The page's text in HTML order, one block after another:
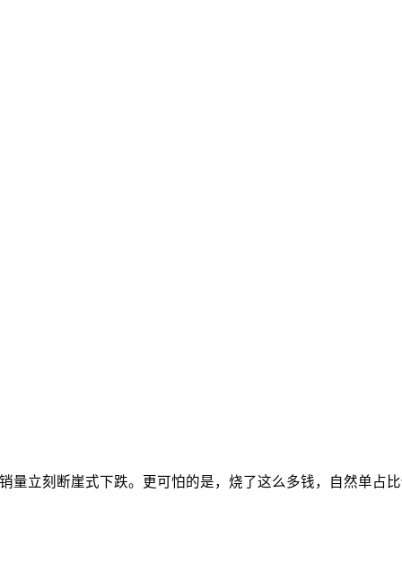
立刻断崖式下跌。更可怕的是，烧了这么多钱，自然单占